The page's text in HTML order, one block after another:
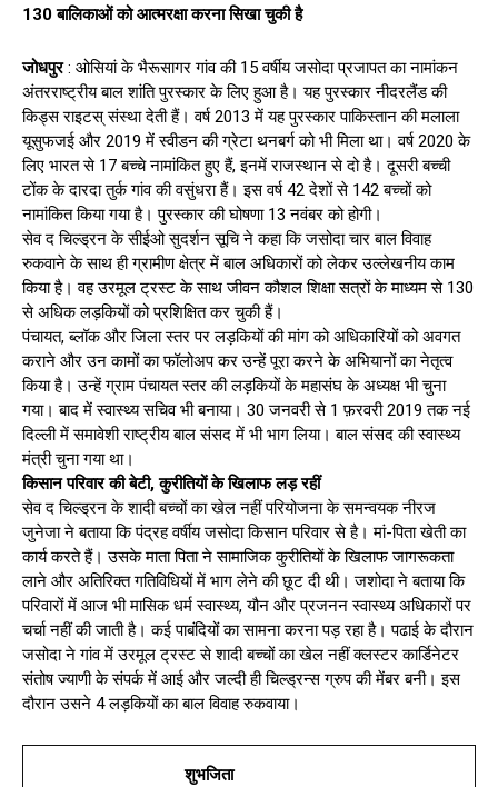
130 बालिकाओं को आत्मरक्षा करना सिखा चुकी है
जोधपुर: ओसियां के भैरूसागर गांव की 15 वर्षीय जसोदा प्रजापत का नामांकन
अंतरराष्ट्रीय बाल शांति पुरस्कार के लिए हुआ है। यह पुरस्कार नीदरलैंड की
किड्स राइटस् संस्था देती हैं। वर्ष 2013 में यह पुरस्कार पाकिस्तान की मलाला
यूसुफजई और 2019 में स्वीडन की ग्रेटा थनबर्ग को भी मिला था। वर्ष 2020 के
लिए भारत से 17 बच्चे नामांकित हुए हैं, इनमें राजस्थान से दो है। दूसरी बच्ची
टोंक के दारदा तुर्क गांव की वसुंधरा हैं। इस वर्ष 42 देशों से 142 बच्चों को
नामांकित किया गया है। पुरस्कार की घोषणा 13 नवंबर को होगी।
सेव द चिल्ड्रन के सीईओ सुदर्शन सूचि ने कहा कि जसोदा चार बाल विवाह
रुकवाने के साथ ही ग्रामीण क्षेत्र में बाल अधिकारों को लेकर उल्लेखनीय काम
किया है। वह उरमूल ट्रस्ट के साथ जीवन कौशल शिक्षा सत्रों के माध्यम से 130
से अधिक लड़कियों को प्रशिक्षित कर चुकी हैं।
पंचायत, ब्लॉक और जिला स्तर पर लड़कियों की मांग को अधिकारियों को अवगत
कराने और उन कामों का फॉलोअप कर उन्हें पूरा करने के अभियानों का नेतृत्व
किया है। उन्हें ग्राम पंचायत स्तर की लड़कियों के महासंघ के अध्यक्ष भी चुना
गया। बाद में स्वास्थ्य सचिव भी बनाया। 30 जनवरी से 1 फ़रवरी 2019 तक नई
दिल्ली में समावेशी राष्ट्रीय बाल संसद में भी भाग लिया। बाल संसद की स्वास्थ्य
मंत्री चुना गया था।
किसान परिवार की बेटी, कुरीतियों के खिलाफ लड़ रहीं
सेव द चिल्ड्रन के शादी बच्चों का खेल नहीं परियोजना के समन्वयक नीरज
जुनेजा ने बताया कि पंद्रह वर्षीय जसोदा किसान परिवार से है। मां-पिता खेती का
कार्य करते हैं। उसके माता पिता ने सामाजिक कुरीतियों के खिलाफ जागरूकता
लाने और अतिरिक्त गतिविधियों में भाग लेने की छूट दी थी। जशोदा ने बताया कि
परिवारों में आज भी मासिक धर्म स्वास्थ्य, यौन और प्रजनन स्वास्थ्य अधिकारों पर
चर्चा नहीं की जाती है। कई पाबंदियों का सामना करना पड़ रहा है। पढाई के दौरान
जसोदा ने गांव में उरमूल ट्रस्ट से शादी बच्चों का खेल नहीं क्लस्टर कार्डिनेटर
संतोष ज्याणी के संपर्क में आई और जल्दी ही चिल्ड्रन्स ग्रुप की मेंबर बनी। इस
दौरान उसने 4 लड़कियों का बाल विवाह रुकवाया।
शुभजिता